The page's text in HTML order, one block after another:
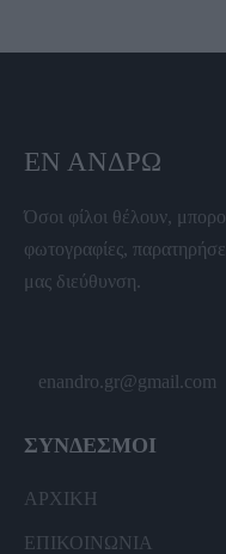
ΕΝ ΆΝΔΡΩ
Όσοι φίλοι θέλουν,
φωτογραφίες,
μας διεύθυνση.
enandro.gr@gmail.com
ΣΥΝΔΕΣΜΟΙ
ΑΡΧΙΚΗ
ΕΠΙΚΟΙΝΩΝΙΑ